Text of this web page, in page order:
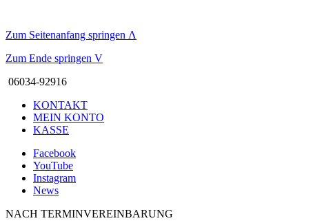
Zum Seitenanfang springen Λ
Zum Ende springen V
06034-92916
KONTAKT
MEIN KONTO
KASSE
Facebook
YouTube
Instagram
News
NACH TERMINVEREINBARUNG